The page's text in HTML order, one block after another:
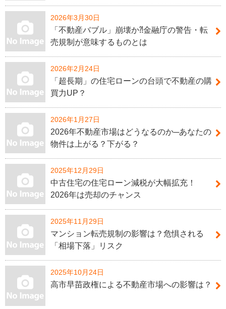
2026年3月30日
「不動産バブル」崩壊か⁈金融庁の警告・転
売規制が意味するものとは
2026年2月24日
「超長期」の住宅ローンの台頭で不動産の購
買力UP？
2026年1月27日
2026年不動産市場はどうなるのか─あなたの
物件は上がる？下がる？
2025年12月29日
中古住宅の住宅ローン減税が大幅拡充！
2026年は売却のチャンス
2025年11月29日
マンション転売規制の影響は？危惧される
「相場下落」リスク
2025年10月24日
高市早苗政権による不動産市場への影響は？